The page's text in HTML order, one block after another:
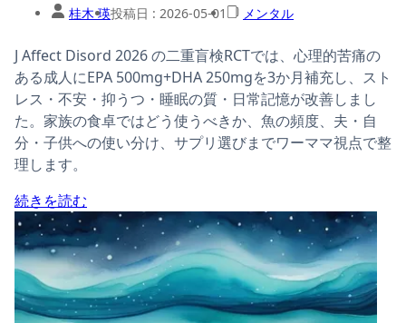
桂木 瑛投稿日 : 2026-05-01 メンタル
J Affect Disord 2026 の二重盲検RCTでは、心理的苦痛の
ある成人にEPA 500mg+DHA 250mgを3か月補充し、スト
レス・不安・抑うつ・睡眠の質・日常記憶が改善しまし
た。家族の食卓ではどう使うべきか、魚の頻度、夫・自
分・子供への使い分け、サプリ選びまでワーママ視点で整
理します。
続きを読む